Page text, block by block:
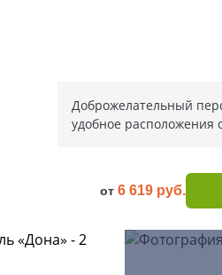
Доброжелательный
удобное расположения
от 6 619 руб.